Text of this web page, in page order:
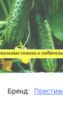
Бренд: Престиж